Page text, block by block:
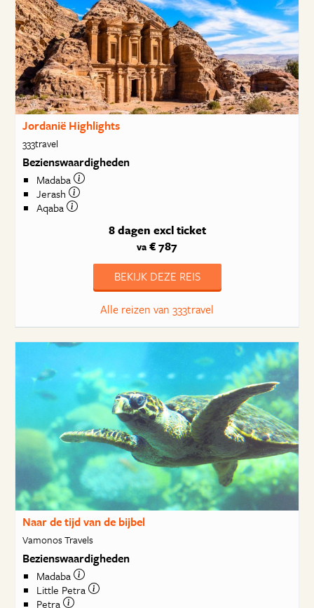
Jordanië Highlights
333travel
Bezienswaardigheden
Madaba
Jerash
Aqaba
8 dagen excl ticket
va € 787
BEKIJK DEZE REIS
Alle reizen van 333travel
Naar de tijd van de bijbel
Vamonos Travels
Bezienswaardigheden
Madaba
Little Petra
Petra